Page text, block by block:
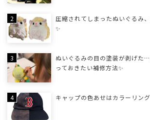
圧縮されてしまったぬいぐるみ
✨
ぬいぐるみの目の塗装が剥げた
っておきたい補修方法✨
キャップの色あせはカラーリン